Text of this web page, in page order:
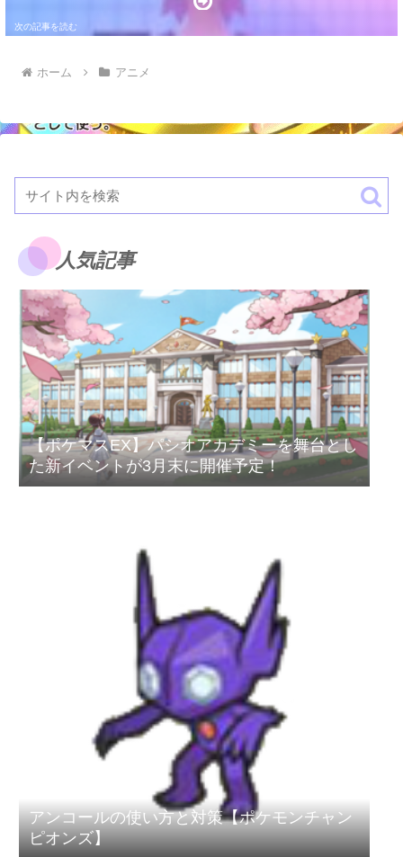
ホーム アニメ
人気記事
【ポケマスEX】パシオアカデミーを舞台とし
た新イベントが3月末に開催予定！
アンコールの使い方と対策【ポケモンチャン
ピオンズ】